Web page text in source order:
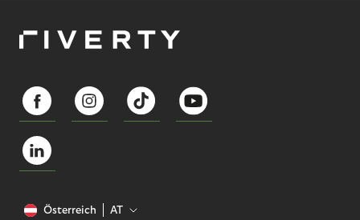
Österreich AT